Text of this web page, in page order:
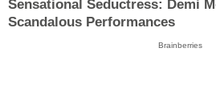
Sensational Seductress: Demi
Scandalous Performances
Brainberries